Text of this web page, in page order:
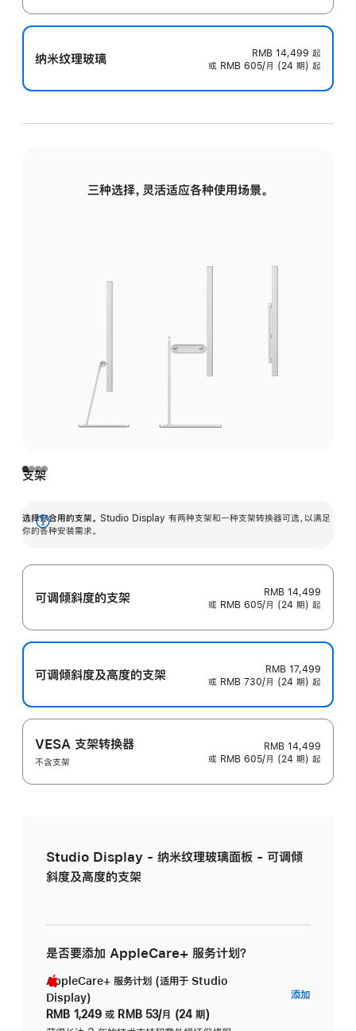
纳米纹理玻璃 RMB 14,499 起
或 RMB 605/月 (24 期) 起
三种选择，灵活适应各种使用场景。
支架
选择你合用的支架。 Studio Display 有两种支架和一种支架转换器可选，以满足
你的各种安装需求。
展
可调倾斜度的支架
RMB 14,499
或 RMB 605/月 (24 期) 起
可调倾斜度及高‍度的支‍架
RMB 17,499
或 RMB 730/月 (24 期) 起
VESA 支架转换器
不含支架
RMB 14,499
或 RMB 605/月 (24 期) 起
Studio Display - 纳米纹理玻璃面板 - 可调倾
斜度及高度的支架
是否要添加 AppleCare+ 服务计划？
AppleCare+ 服务计划 (适用于 Studio
Display)
RMB 1,249 或 RMB 53/月 (24 期)
添加